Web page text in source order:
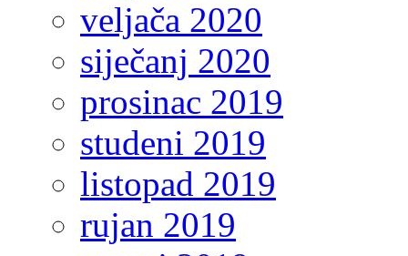
veljača 2020
siječanj 2020
prosinac 2019
studeni 2019
listopad 2019
rujan 2019